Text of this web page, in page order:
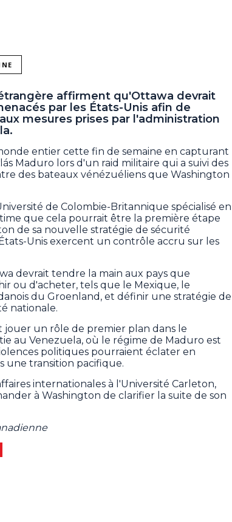
affirment qu'Ottawa devrait
par les États-Unis afin de
mesures prises par l'administration
entier cette fin de semaine en capturant
Maduro lors d'un raid militaire qui a suivi des
des bateaux vénézuéliens que Washington
de Colombie-Britannique spécialisé en
que cela pourrait être la première étape
de sa nouvelle stratégie de sécurité
Unis exercent un contrôle accru sur les
devrait tendre la main aux pays que
ou d'acheter, tels que le Mexique, le
du Groenland, et définir une stratégie de
nationale.
jouer un rôle de premier plan dans le
au Venezuela, où le régime de Maduro est
politiques pourraient éclater en
une transition pacifique.
internationales à l'Université Carleton,
à Washington de clarifier la suite de son